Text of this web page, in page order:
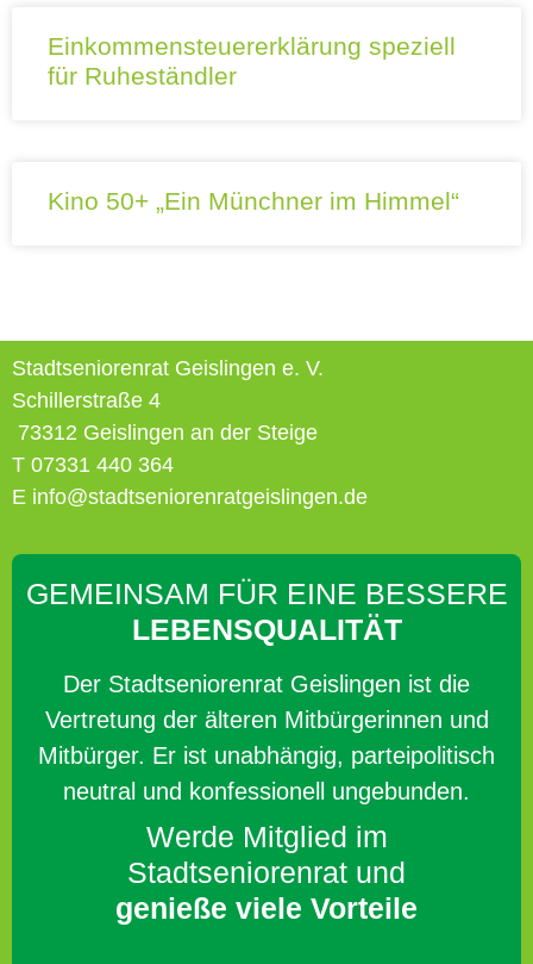
Einkommensteuererklärung speziell
für Ruheständler
Kino 50+ „Ein Münchner im Himmel“
Stadtseniorenrat Geislingen e. V.
Schillerstraße 4
73312 Geislingen an der Steige
T 07331 440 364
E info@stadtseniorenratgeislingen.de
GEMEINSAM FÜR EINE BESSERE
LEBENSQUALITÄT
Der Stadtseniorenrat Geislingen ist die
Vertretung der älteren Mitbürgerinnen und
Mitbürger. Er ist unabhängig, parteipolitisch
neutral und konfessionell ungebunden.
Werde Mitglied im
Stadtseniorenrat und
genieße viele Vorteile